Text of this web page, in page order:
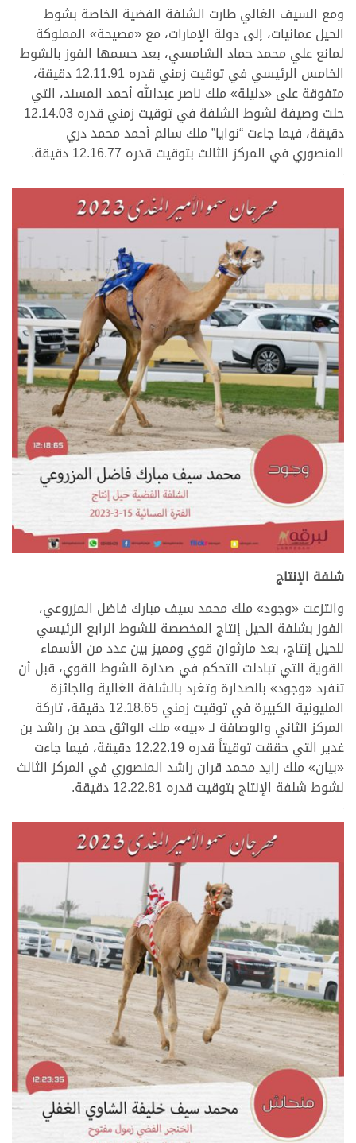
ومع السيف الغالي طارت الشلفة الفضية الخاصة بشوط
الحيل عمانيات، إلى دولة الإمارات، مع «مصيحة» المملوكة
لمانع علي محمد حماد الشامسي، بعد حسمها الفوز بالشوط
الخامس الرئيسي في توقيت زمني قدره 12.11.91 دقيقة،
متفوقة على «دليلة» ملك ناصر عبدالله أحمد المسند، التي
حلت وصيفة لشوط الشلفة في توقيت زمني قدره 12.14.03
دقيقة، فيما جاءت “نوايا” ملك سالم أحمد محمد دري
المنصوري في المركز الثالث بتوقيت قدره 12.16.77 دقيقة.
شلفة الإنتاج
وانتزعت «وجود» ملك محمد سيف مبارك فاضل المزروعي،
الفوز بشلفة الحيل إنتاج المخصصة للشوط الرابع الرئيسي
للحيل إنتاج، بعد مارثوان قوي ومميز بين عدد من الأسماء
القوية التي تبادلت التحكم في صدارة الشوط القوي، قبل أن
تنفرد «وجود» بالصدارة وتغرد بالشلفة الغالية والجائزة
المليونية الكبيرة في توقيت زمني 12.18.65 دقيقة، تاركة
المركز الثاني والوصافة لـ «بيه» ملك الواثق حمد بن راشد بن
غدير التي حققت توقيتاً قدره 12.22.19 دقيقة، فيما جاءت
«بيان» ملك زايد محمد قران راشد المنصوري في المركز الثالث
لشوط شلفة الإنتاج بتوقيت قدره 12.22.81 دقيقة.